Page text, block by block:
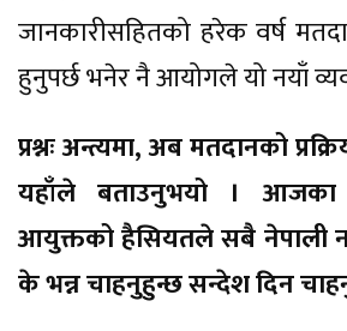
जानकारीसहितको हरेक वर्ष
हुनुपर्छ भनेर नै आयोगले यो नयाँ
प्रश्नः अन्त्यमा, अब मतदानको
यहाँले बताउनुभयो । आजका
आयुक्तको हैसियतले सबै नेपाली
के भन्न चाहनुहुन्छ सन्देश दिन